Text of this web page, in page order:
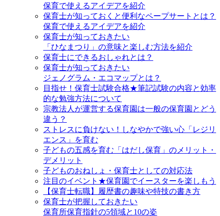
保育で使えるアイデアを紹介
保育士が知っておくと便利なペープサートとは？
保育で使えるアイデアを紹介
保育士が知っておきたい
「ひなまつり」の意味と楽しむ方法を紹介
保育士にできるおしゃれとは？
保育士が知っておきたい
ジェノグラム・エコマップとは？
目指せ！保育士試験合格★筆記試験の内容と効率
的な勉強方法について
宗教法人が運営する保育園は一般の保育園とどう
違う？
ストレスに負けない！しなやかで強い心「レジリ
エンス」を育む
子どもの五感を育む「はだし保育」のメリット・
デメリット
子どものおねしょ・保育士としての対応法
注目のイベント★保育園でイースターを楽しもう
【保育士転職】履歴書の趣味や特技の書き方
保育士が把握しておきたい
保育所保育指針の5領域と10の姿